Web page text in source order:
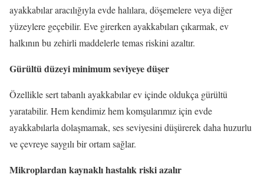
ayakkabılar aracılığıyla evde halılara, döşemelere veya diğer
yüzeylere geçebilir. Eve girerken ayakkabıları çıkarmak, ev
halkının bu zehirli maddelerle temas riskini azaltır.
Gürültü düzeyi minimum seviyeye düşer
Özellikle sert tabanlı ayakkabılar ev içinde oldukça gürültü
yaratabilir. Hem kendimiz hem komşularımız için evde
ayakkabılarla dolaşmamak, ses seviyesini düşürerek daha huzurlu
ve çevreye saygılı bir ortam sağlar.
Mikroplardan kaynaklı hastalık riski azalır